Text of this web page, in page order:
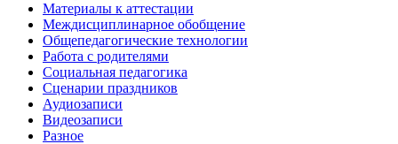
Материалы к аттестации
Междисциплинарное обобщение
Общепедагогические технологии
Работа с родителями
Социальная педагогика
Сценарии праздников
Аудиозаписи
Видеозаписи
Разное